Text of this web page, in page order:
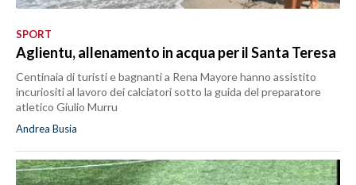
SPORT
Aglientu, allenamento in acqua per il Santa Teresa
Centinaia di turisti e bagnanti a Rena Mayore hanno assistito
incuriositi al lavoro dei calciatori sotto la guida del preparatore
atletico Giulio Murru
Andrea Busia